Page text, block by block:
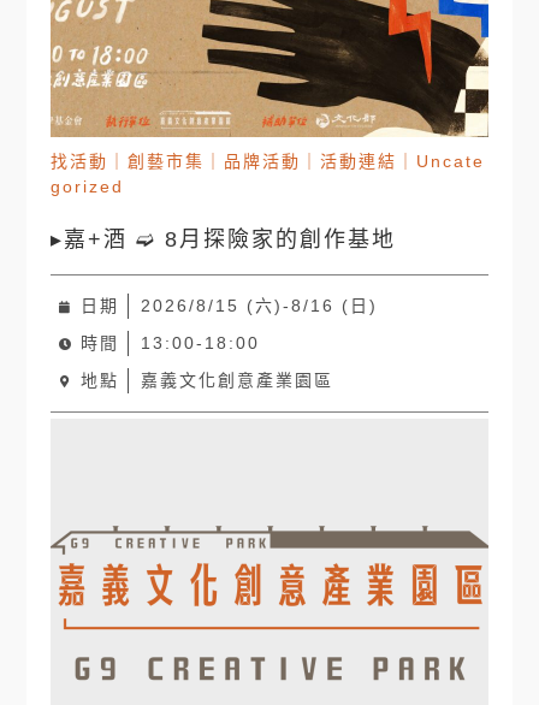
找活動 ｜創藝市集 品牌活動 ｜活動連結
Uncate
gorized
▸嘉+酒 ➫ 8月探險家的創作基地
日期
2026/8/15 (六)-8/16 (日)
時間
13:00-18:00
地點
嘉義文化創意產業園區